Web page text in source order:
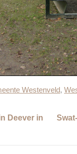
Westenveld,
Deever in